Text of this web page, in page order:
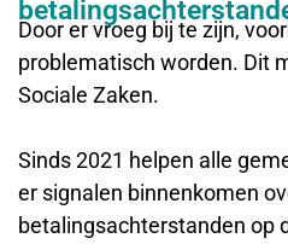
Door er vroeg bij te zijn,
problematisch worden. Dit
Sociale Zaken.
Sinds 2021 helpen alle
er signalen binnenkomen
betalingsachterstanden op